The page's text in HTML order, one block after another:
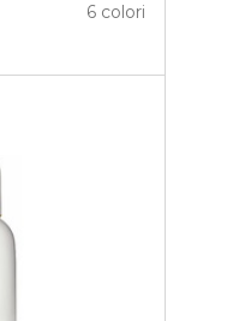
6 colori